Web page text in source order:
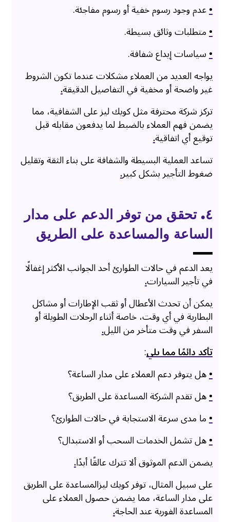
•عدم وجود رسوم خفية أو رسوم مفاجئة.
•متطلبات وثائق بسيطة.
•سياسات إيداع شفافة.
يواجه العديد من العملاء مشكلات عندما تكون الشروط
غير واضحة أو مخفية في التفاصيل الدقيقة.
تركز شركة محترفة مثل كويك ليز على الشفافية، مما
يضمن فهم العملاء بالضبط لما يدفعون مقابله قبل
توقيع أي اتفاقية.
تساعد العملية البسيطة والشفافة على بناء الثقة وتقليل
ضغوط التأجير بشكل كبير.
٤. تحقق من توفر الدعم على مدار
الساعة والمساعدة على الطريق
يعد الدعم في حالات الطوارئ أحد الجوانب الأكثر إغفالًا
في تأجير السيارات.
يمكن أن تحدث الأعطال أو ثقب الإطارات أو مشاكل
البطارية في أي وقت، خاصة أثناء الرحلات الطويلة أو
السفر في وقت متأخر من الليل.
تأكد دائمًا مما يلي:
•هل يتوفر دعم العملاء على مدار الساعة؟
•هل تقدم الشركة المساعدة على الطريق؟
•ما مدى سرعة الاستجابة في حالات الطوارئ؟
•هل تشمل الخدمات السحب أو الاستبدال؟
يضمن الدعم الموثوق ألا تترك عالقًا أبدًا.
على سبيل المثال، توفر كويك ليزالمساعدة على الطريق
على مدار الساعة، مما يضمن حصول العملاء على
المساعدة الفورية عند الحاجة.